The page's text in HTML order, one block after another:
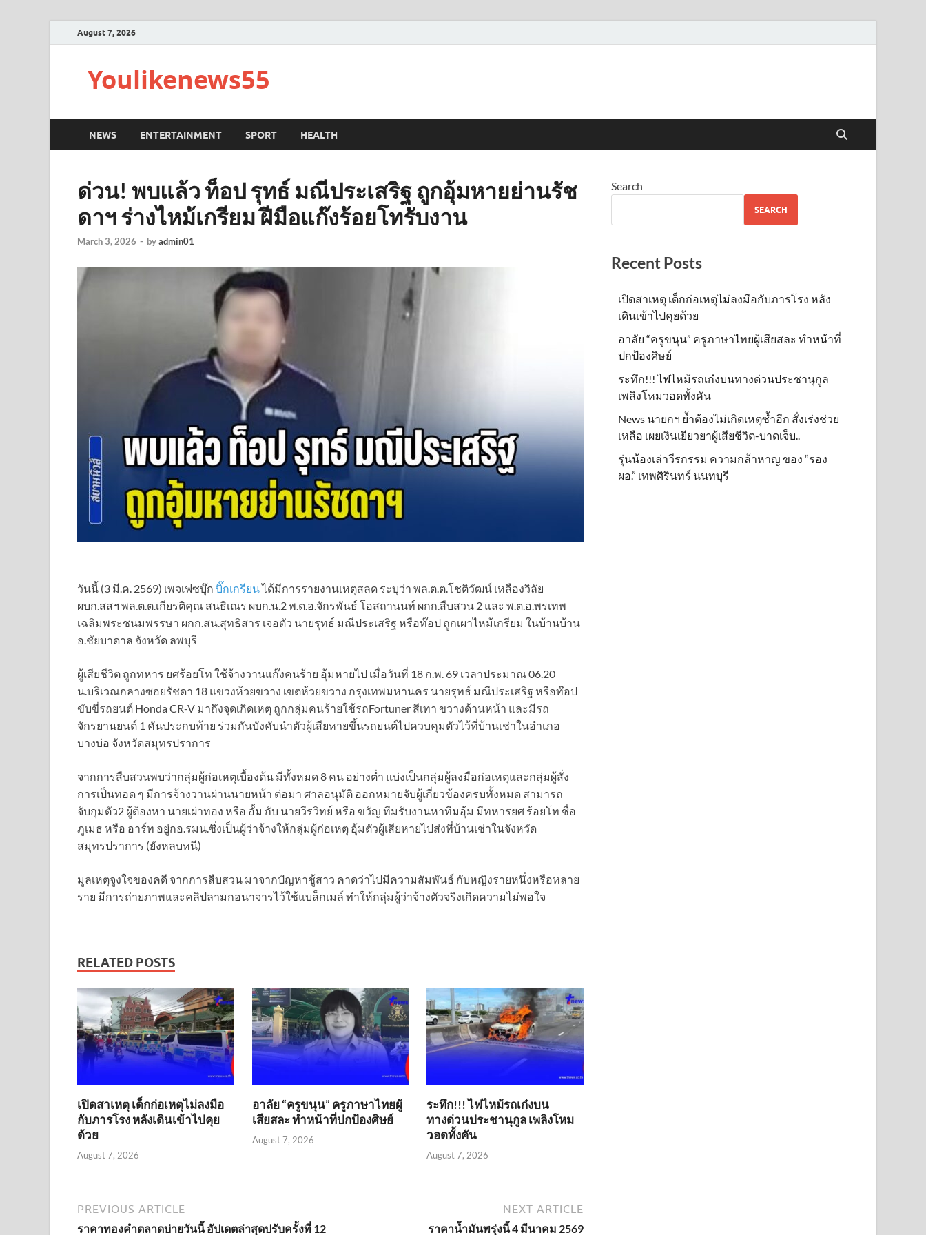
August 7, 2026
Youlikenews55
NEWS ENTERTAINMENT SPORT HEALTH
ด่วน! พบแล้ว ท็อป รุทธ์ มณีประเสริฐ ถูกอุ้มหายย่านรัช
ดาฯ ร่างไหม้เกรียม ฝีมือแก๊งร้อยโทรับงาน
March 3, 2026 - byadmin01
วันนี้ (3 มี.ค. 2569) เพจเฟซบุ๊ก บิ๊กเกรียนได้มีการรายงานเหตุสลด ระบุว่า พล.ต.ต.โชติวัฒน์ เหลืองวิลัย
ผบก.สสฯ พล.ต.ต.เกียรติคุณ สนธิเณร ผบก.น.2 พ.ต.อ.จักรพันธ์ โอสถานนท์ ผกก.สืบสวน 2 และ พ.ต.อ.พรเทพ
เฉลิมพระชนมพรรษา ผกก.สน.สุทธิสาร เจอตัว นายรุทธ์ มณีประเสริฐ หรือท๊อป ถูกเผาไหม้เกรียม ในบ้านบ้าน
อ.ชัยบาดาล จังหวัด ลพบุรี
ผู้เสียชีวิต ถูกทหาร ยศร้อยโท ใช้จ้างวานแก๊งคนร้าย อุ้มหายไป เมื่อวันที่ 18 ก.พ. 69 เวลาประมาณ 06.20
น.บริเวณกลางซอยรัชดา 18 แขวงห้วยขวาง เขตห้วยขวาง กรุงเทพมหานคร นายรุทธ์ มณีประเสริฐ หรือท๊อป
ขับขี่รถยนต์ Honda CR-V มาถึงจุดเกิดเหตุ ถูกกลุ่มคนร้ายใช้รถFortuner สีเทา ขวางด้านหน้า และมีรถ
จักรยานยนต์ 1 คันประกบท้าย ร่วมกันบังคับนำตัวผู้เสียหายขึ้นรถยนต์ไปควบคุมตัวไว้ที่บ้านเช่าในอำเภอ
บางบ่อ จังหวัดสมุทรปราการ
จากการสืบสวนพบว่ากลุ่มผู้ก่อเหตุเบื้องต้น มีทั้งหมด 8 คน อย่างต่ำ แบ่งเป็นกลุ่มผู้ลงมือก่อเหตุและกลุ่มผู้สั่ง
การเป็นทอด ๆ มีการจ้างวานผ่านนายหน้า ต่อมา ศาลอนุมัติ ออกหมายจับผู้เกี่ยวข้องครบทั้งหมด สามารถ
จับกุมตัว2 ผู้ต้องหา นายเผ่าทอง หรือ อั้ม กับ นายวีรวิทย์ หรือ ขวัญ ทีมรับงานหาทีมอุ้ม มีทหารยศ ร้อยโท ชื่อ
ภูเมธ หรือ อาร์ท อยู่กอ.รมน.ซึ่งเป็นผู้ว่าจ้างให้กลุ่มผู้ก่อเหตุ อุ้มตัวผู้เสียหายไปส่งที่บ้านเช่าในจังหวัด
สมุทรปราการ (ยังหลบหนี)
มูลเหตุจูงใจของคดี จากการสืบสวน มาจากปัญหาชู้สาว คาดว่าไปมีความสัมพันธ์ กับหญิงรายหนึ่งหรือหลาย
ราย มีการถ่ายภาพและคลิปลามกอนาจารไว้ใช้แบล็กเมล์ ทำให้กลุ่มผู้ว่าจ้างตัวจริงเกิดความไม่พอใจ
RELATED POSTS
เปิดสาเหตุ เด็กก่อเหตุไม่ลงมือ
กับภารโรง หลังเดินเข้าไปคุย
ด้วย
August 7, 2026
อาลัย “ครูขนุน” ครูภาษาไทยผู้
เสียสละ ทำหน้าที่ปกป้องศิษย์
August 7, 2026
ระทึก!!! ไฟไหม้รถเก๋งบน
ทางด่วนประชานุกูล เพลิงโหม
วอดทั้งคัน
August 7, 2026
PREVIOUS ARTICLE
ราคาทองคำตลาดบ่ายวันนี้ อัปเดตล่าสุดปรับครั้งที่ 12
NEXT ARTICLE
ราคาน้ำมันพรุ่งนี้ 4 มีนาคม 2569
Search
SEARCH
Recent Posts
เปิดสาเหตุ เด็กก่อเหตุไม่ลงมือกับภารโรง หลัง
เดินเข้าไปคุยด้วย
อาลัย “ครูขนุน” ครูภาษาไทยผู้เสียสละ ทำหน้าที่
ปกป้องศิษย์
ระทึก!!! ไฟไหม้รถเก๋งบนทางด่วนประชานุกูล
เพลิงโหมวอดทั้งคัน
News นายกฯ ย้ำต้องไม่เกิดเหตุซ้ำอีก สั่งเร่งช่วย
เหลือ เผยเงินเยียวยาผู้เสียชีวิต-บาดเจ็บ..
รุ่นน้องเล่าวีรกรรม ความกล้าหาญ ของ “รอง
ผอ.” เทพศิรินทร์ นนทบุรี